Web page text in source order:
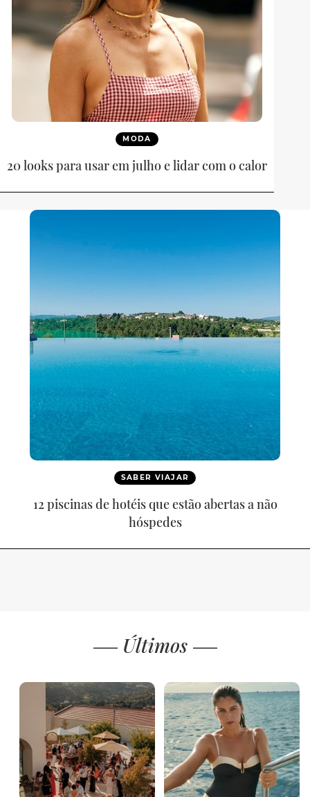
MODA
20 looks para usar em julho e lidar com o calor
SABER VIAJAR
12 piscinas de hotéis que estão abertas a não
hóspedes
Últimos